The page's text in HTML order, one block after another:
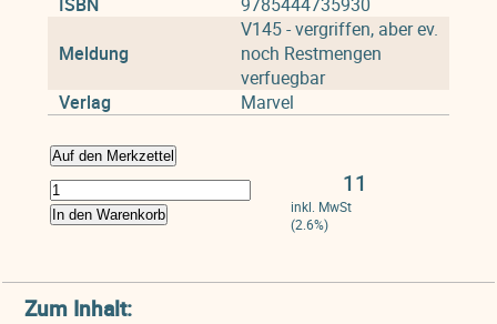
Meldung
V145 - vergriffen, aber ev.
noch Restmengen
verfuegbar
Verlag
Marvel
Auf den Merkzettel
In den Warenkorb
11
inkl. MwSt
(2.6%)
Zum Inhalt: